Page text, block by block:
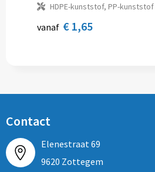
HDPE-kunststof, PP-kunststof
vanaf € 1,65
Contact
Elenestraat 69
9620 Zottegem